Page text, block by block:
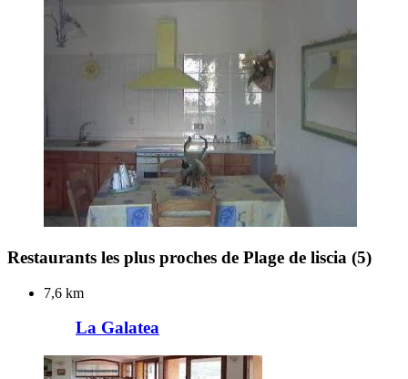
Restaurants les plus proches de Plage de liscia (5)
7,6 km
La Galatea